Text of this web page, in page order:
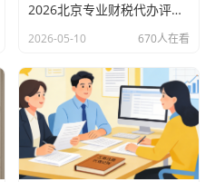
2026北京专业财税代办评测排行，十大机构推荐
2026-05-10 670人在看